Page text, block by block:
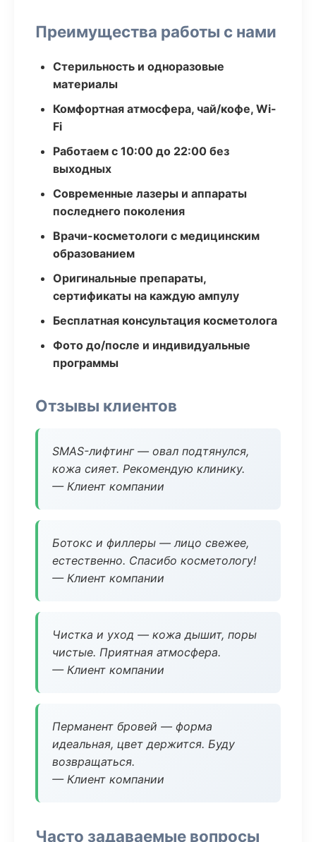
Преимущества работы с нами
Стерильность и одноразовые
материалы
Комфортная атмосфера, чай/кофе, Wi-
Fi
Работаем с 10:00 до 22:00 без
выходных
Современные лазеры и аппараты
последнего поколения
Врачи-косметологи с медицинским
образованием
Оригинальные препараты,
сертификаты на каждую ампулу
Бесплатная консультация косметолога
Фото до/после и индивидуальные
программы
Отзывы клиентов
SMAS-лифтинг — овал подтянулся,
кожа сияет. Рекомендую клинику.
— Клиент компании
Ботокс и филлеры — лицо свежее,
естественно. Спасибо косметологу!
— Клиент компании
Чистка и уход — кожа дышит, поры
чистые. Приятная атмосфера.
— Клиент компании
Перманент бровей — форма
идеальная, цвет держится. Буду
возвращаться.
— Клиент компании
Часто задаваемые вопросы